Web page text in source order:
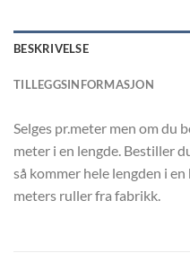
BESKRIVELSE
TILLEGGSINFORMASJON
Selges pr.meter men om du
meter i en lengde. Bestiller
så kommer hele lengden i en
meters ruller fra fabrikk.